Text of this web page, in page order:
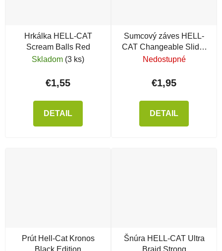
Hrkálka HELL-CAT
Scream Balls Red
Skladom (3 ks)
€1,55
DETAIL
Sumcový záves HELL-
CAT Changeable Slider
Boom
Nedostupné
€1,95
DETAIL
Prút Hell-Cat Kronos
Black Edition
Šnúra HELL-CAT Ultra
Braid Strong